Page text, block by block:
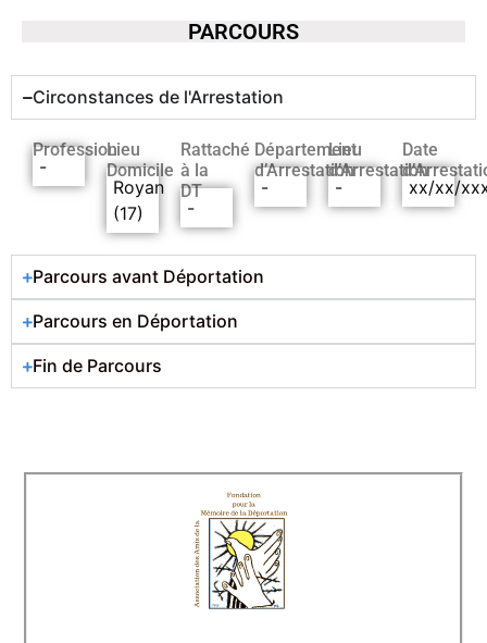
PARCOURS
Circonstances de l'Arrestation
Profession
-
Lieu
Domicile
Royan
(17)
Rattaché
à la
DT
-
Département
d’Arrestation
-
Lieu
d’Arrestation
-
Date
xx/xx/
Parcours avant Déportation
Parcours en Déportation
Fin de Parcours